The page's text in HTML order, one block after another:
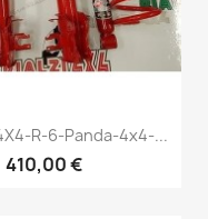
Anteprima
R-6-Panda-4x4-...
410,00 €